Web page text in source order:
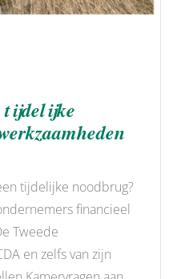
tijdelijke
tijdelijke noodbrug?
financieel
Tweede
en zelfs van zijn